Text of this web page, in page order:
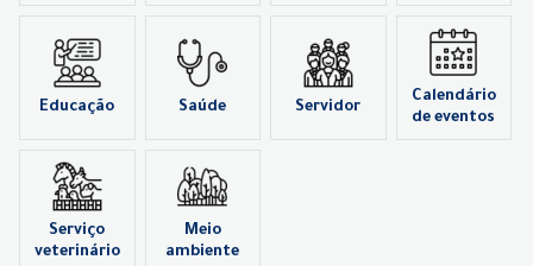
Educação Saúde Servidor
Calendário
de eventos
Serviço
veterinário
Meio
ambiente